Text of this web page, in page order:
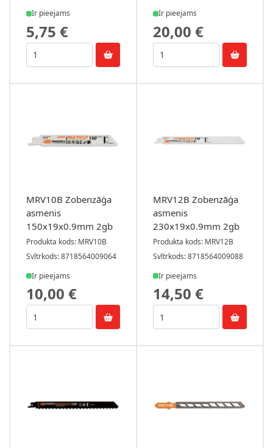
Ir pieejams
5,75 €
Ir pieejams
20,00 €
MRV10B Zobenzāģa
asmenis
150x19x0.9mm 2gb
Produkta kods: MRV10B
Svītrkods: 8718564009064
Ir pieejams
10,00 €
MRV12B Zobenzāģa
asmenis
230x19x0.9mm 2gb
Produkta kods: MRV12B
Svītrkods: 8718564009088
Ir pieejams
14,50 €